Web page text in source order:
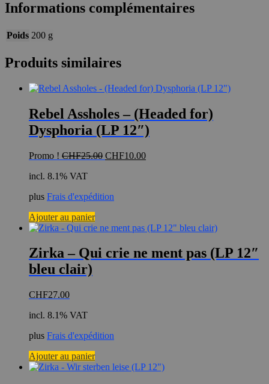
Informations complémentaires
Poids 200 g
Produits similaires
Rebel Assholes – (Headed for)
Dysphoria (LP 12″)
Promo ! CHF25.00 Le
CHF25.00.
CHF10.00Le
incl. 8.1% VAT
plus Frais d'expédition
Ajouter au panier
Zirka – Qui crie ne ment pas (LP 12″
bleu clair)
CHF27.00
incl. 8.1% VAT
plus Frais d'expédition
Ajouter au panier